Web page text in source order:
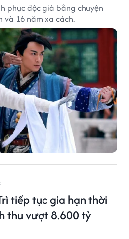
phục độc giả bằng chuyện
16 năm xa cách.
tiếp tục gia hạn thời
thu vượt 8.600 tỷ